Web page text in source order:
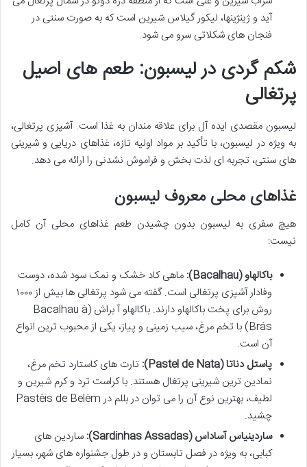
آید و ژینژینها، لیکور گیلاس شیرین است که به صورت سنتی در
فنجان های شکلاتی سرو می شود.
شکم گردی در لیسبون: طعم های اصیل
پرتغالی
لیسبون مقصدی ایده آل برای علاقه مندان به غذا است. آشپزی پرتغالی،
به ویژه در لیسبون، با تأکید بر مواد اولیه تازه، غذاهای دریایی و شیرینی
های سنتی، تجربه ای لذت بخش و فراموش نشدنی را ارائه می دهد.
غذاهای محلی معروف لیسبون
هیچ سفری به لیسبون بدون چشیدن طعم غذاهای محلی آن کامل
نیست:
باکالهاو (Bacalhau):
ماهی کاد خشک و نمک سود شده، دوست
وفادار آشپزی پرتغالی است. گفته می شود پرتغالی ها بیش از ۱۰۰۰
روش برای پخت باکالهاو دارند. باکالهاو آ براش (Bacalhau à
Brás) با تخم مرغ، سیب زمینی و پیاز، یکی از محبوب ترین انواع
آن است.
پاستل دناتا (Pastel de Nata):
تارت های کاستارد تخم مرغ،
نمادین ترین شیرینی پرتغال هستند. با کراست ترد و کرم شیرین و
لطیف، بهترین نوع آن را می توان در بللم در Pastéis de Belém
چشید.
ساردینیاس آساداس (Sardinhas Assadas):
ساردین های
کبابی، به ویژه در فصل تابستان و در طول جشنواره های شهر، بسیار